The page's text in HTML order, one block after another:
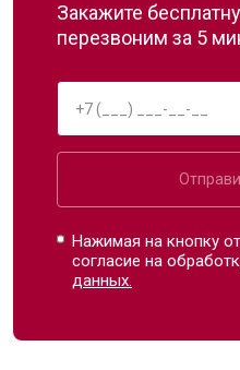
Закажите
перезвоним за 5
Нажимая на кнопку
согласие на
данных.